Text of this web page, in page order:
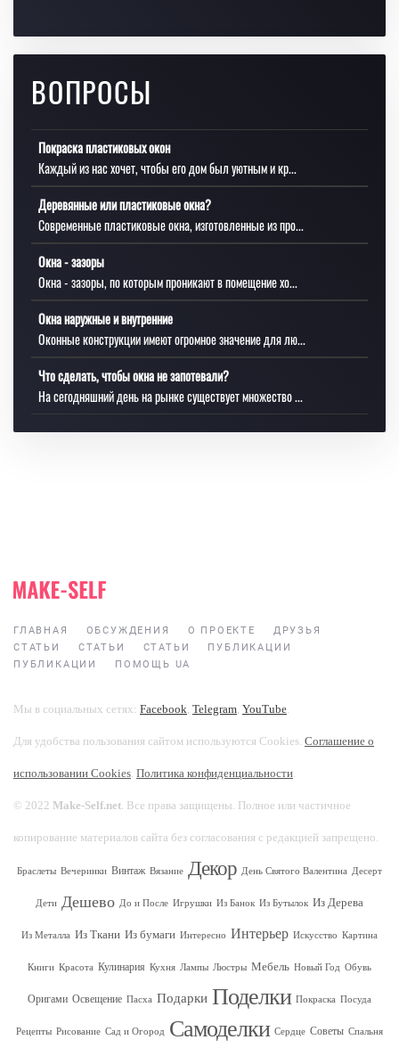
ВОПРОСЫ
Покраска пластиковых окон
Каждый из нас хочет, чтобы его дом был уютным и кр...
Деревянные или пластиковые окна?
Современные пластиковые окна, изготовленные из про...
Окна - зазоры
Окна - зазоры, по которым проникают в помещение хо...
Окна наружные и внутренние
Оконные конструкции имеют огромное значение для лю...
Что сделать, чтобы окна не запотевали?
На сегодняшний день на рынке существует множество ...
ГЛАВНАЯ ОБСУЖДЕНИЯ О ПРОЕКТЕ
ДРУЗЬЯ
СТАТЬИ
СТАТЬИ СТАТЬИ
ПУБЛИКАЦИИ
ПУБЛИКАЦИИ
ПОМОЩЬ UA
Мы в социальных сетях: Facebook Telegram YouTube
Для удобства пользования сайтом используются Cookies. Соглашение о
использовании Cookies Политика конфиденциальности
© 2022 Make-Self.net . Все права защищены. Полное или частичное
копирование материалов сайта без согласования с редакцией запрещено.
Браслеты Вечеринки Винтаж Вязание Декор День Святого Валентина Десерт
Дети Дешево До и После Игрушки Из Банок Из Бутылок Из Дерева
Из Металла Из Ткани Из бумаги Интересно Интерьер Искусство Картина
Книги Красота Кулинария Кухня Лампы Люстры Мебель Новый Год Обувь
Оригами Освещение Пасха Подарки Поделки Покраска Посуда
Рецепты Рисование Сад и Огород Самоделки Сердце Советы Спальня